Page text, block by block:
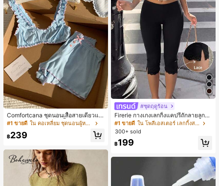
Comfortcana ชุดนอนเสื้อสายเดี่ยวแต่
งระบายและกางเกงขาสั้นสำหรับผู้หญิง
#1 ขายดี ใน คอเหลี่ยม ชุดนอนผู้หญิง
฿239
#ชุดฤดูร้อน
Firerie กางเกงเลกกิ้งแคปรีถักลายลูกไม้
สีดำหรูหราสำหรับผู้หญิง อเนกประสงค์
สำหรับกีฬา แฟชั่น ชายหาด เทศกาลด
นตรี ฤดูร้อนแบบสบายๆ
#1 ขายดี
ใน โพลีเอสเตอร์ เลกกิ้งสตรี
300+ sold
฿199